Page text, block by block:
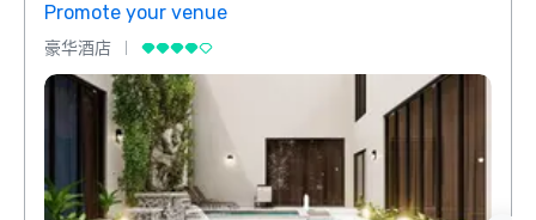
Promote your venue
豪华酒店